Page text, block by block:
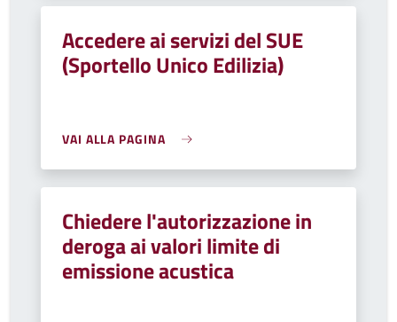
Accedere ai servizi del SUE
(Sportello Unico Edilizia)
VAI ALLA PAGINA
Chiedere l'autorizzazione in
deroga ai valori limite di
emissione acustica